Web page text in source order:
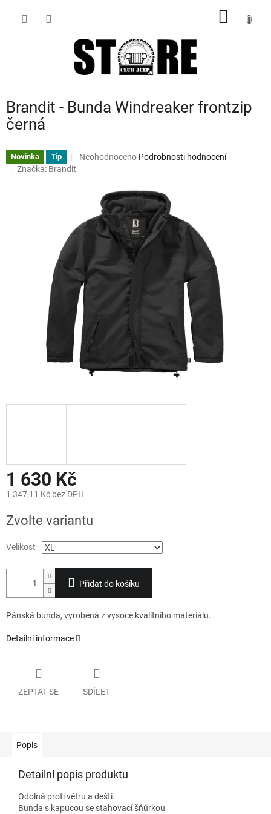
Brandit - Bunda Windreaker frontzip
černá
Novinka Tip
Průměrné
5
hvězdiček.
Neohodnoceno Podrobnosti hodnocení
Značka: Brandit
1 630 Kč
1 347,11 Kč bez DPH
cena:
Zvolte variantu
Velikost
Přidat do košíku
Pánská bunda, vyrobená z vysoce kvalitního materiálu.
Detailní informace
ZEPTAT SE SDÍLET
Popis
Detailní popis produktu
Odolná proti větru a dešti.
Bunda s kapucou se stahovací šňůrkou